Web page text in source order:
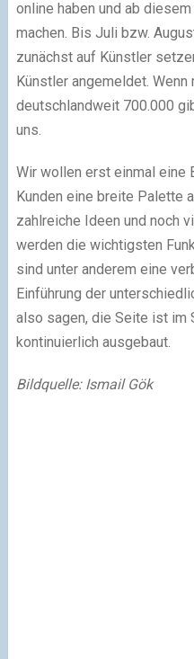
online haben und ab
machen. Bis Juli bzw.
zunächst auf Künstler
Künstler angemeldet.
deutschlandweit 700.000
uns.
Wir wollen erst einmal eine
Kunden eine breite Palette
zahlreiche Ideen und noch
werden die wichtigsten
sind unter anderem eine
Einführung der
also sagen, die Seite ist im
kontinuierlich ausgebaut.
Bildquelle: Ismail Gök